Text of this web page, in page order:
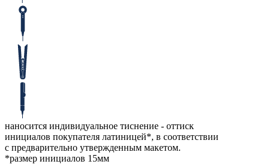
наносится индивидуальное тиснение - оттиск
инициалов покупателя латиницей*, в соответствии
с предварительно утвержденным макетом.
*размер инициалов 15мм